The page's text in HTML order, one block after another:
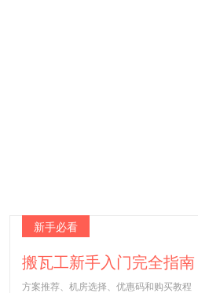
新手必看
搬瓦工新手入门完全指南
方案推荐、机房选择、优惠码和购买教程